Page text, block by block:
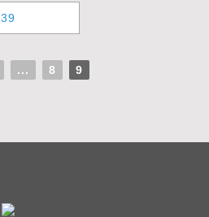
... 8 9